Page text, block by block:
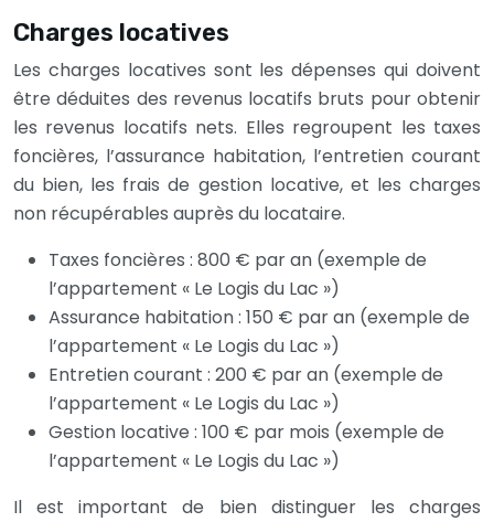
Charges locatives
Les charges locatives sont les dépenses qui doivent
être déduites des revenus locatifs bruts pour obtenir
les revenus locatifs nets. Elles regroupent les taxes
foncières, l’assurance habitation, l’entretien courant
du bien, les frais de gestion locative, et les charges
non récupérables auprès du locataire.
Taxes foncières : 800 € par an (exemple de
l’appartement « Le Logis du Lac »)
Assurance habitation : 150 € par an (exemple de
l’appartement « Le Logis du Lac »)
Entretien courant : 200 € par an (exemple de
l’appartement « Le Logis du Lac »)
Gestion locative : 100 € par mois (exemple de
l’appartement « Le Logis du Lac »)
Il est important de bien distinguer les charges